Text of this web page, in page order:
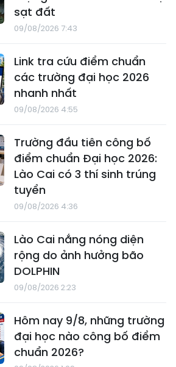
sạt đất
09/08/2026 7:43
Link tra cứu điểm chuẩn
các trường đại học 2026
nhanh nhất
09/08/2026 4:55
Trường đầu tiên công bố
điểm chuẩn Đại học 2026:
Lào Cai có 3 thí sinh trúng
tuyển
09/08/2026 4:36
Lào Cai nắng nóng diện
rộng do ảnh hưởng bão
DOLPHIN
09/08/2026 2:23
Hôm nay 9/8, những trường
đại học nào công bố điểm
chuẩn 2026?